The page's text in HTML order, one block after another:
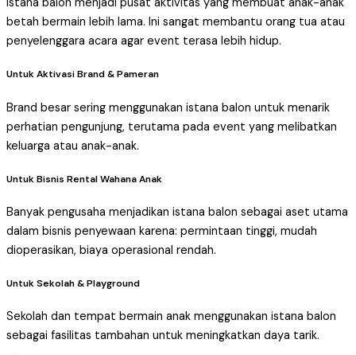
betah bermain lebih lama. Ini sangat membantu orang tua atau
penyelenggara acara agar event terasa lebih hidup.
Untuk Aktivasi Brand & Pameran
Brand besar sering menggunakan istana balon untuk menarik
perhatian pengunjung, terutama pada event yang melibatkan
keluarga atau anak-anak.
Untuk Bisnis Rental Wahana Anak
Banyak pengusaha menjadikan istana balon sebagai aset utama
dalam bisnis penyewaan karena: permintaan tinggi, mudah
dioperasikan, biaya operasional rendah.
Untuk Sekolah & Playground
Sekolah dan tempat bermain anak menggunakan istana balon
sebagai fasilitas tambahan untuk meningkatkan daya tarik.